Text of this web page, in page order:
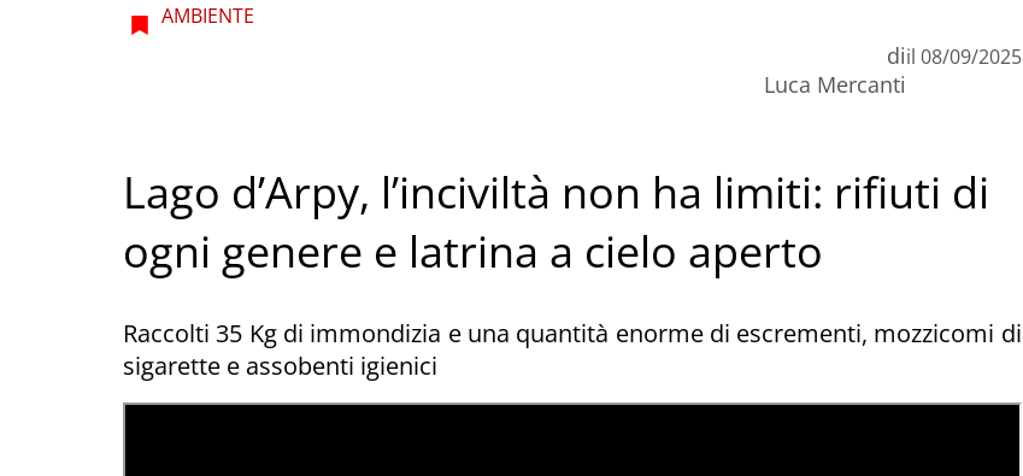
AMBIENTE
di
Luca Mercanti
il 08/09/2025
Lago d’Arpy, l’inciviltà non ha limiti: rifiuti di
ogni genere e latrina a cielo aperto
Raccolti 35 Kg di immondizia e una quantità enorme di escrementi, mozzicomi di
sigarette e assobenti igienici